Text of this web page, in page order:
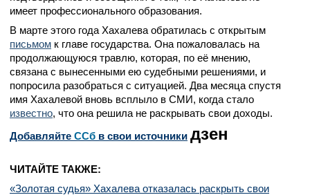
имеет профессионального образования.
В марте этого года Хахалева обратилась с открытым
письмом к главе государства. Она пожаловалась на
продолжающуюся травлю, которая, по её мнению,
связана с вынесенными ею судебными решениями, и
попросила разобраться с ситуацией. Два месяца спустя
имя Хахалевой вновь всплыло в СМИ, когда стало
известно, что она решила не раскрывать свои доходы.
Добавляйте CСб в свои источники дзен
ЧИТАЙТЕ ТАКЖЕ:
«Золотая судья» Хахалева отказалась раскрыть свои